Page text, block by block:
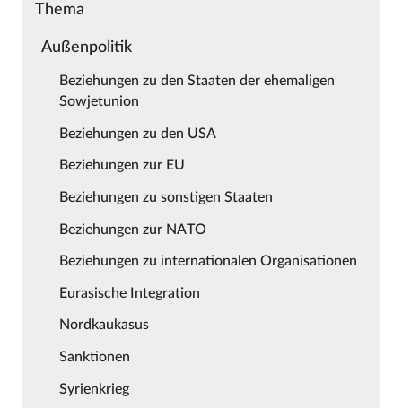
Thema
Außenpolitik
Beziehungen zu den Staaten der ehemaligen
Sowjetunion
Beziehungen zu den USA
Beziehungen zur EU
Beziehungen zu sonstigen Staaten
Beziehungen zur NATO
Beziehungen zu internationalen Organisationen
Eurasische Integration
Nordkaukasus
Sanktionen
Syrienkrieg